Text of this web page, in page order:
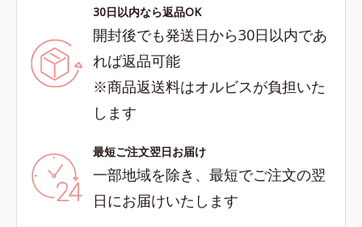
30日以内なら返品OK
開封後でも発送日から30日以内であ
れば返品可能
※商品返送料はオルビスが負担いた
します
最短ご注文翌日お届け
一部地域を除き、最短でご注文の翌
日にお届けいたします